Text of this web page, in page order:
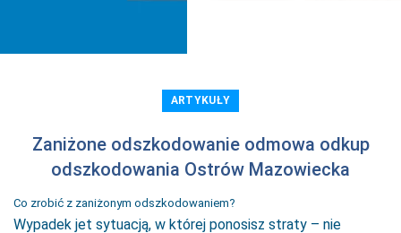
ARTYKUŁY
Zaniżone odszkodowanie odmowa odkup
odszkodowania Ostrów Mazowiecka
Co zrobić z zaniżonym odszkodowaniem?
Wypadek jet sytuacją, w której ponosisz straty – nie